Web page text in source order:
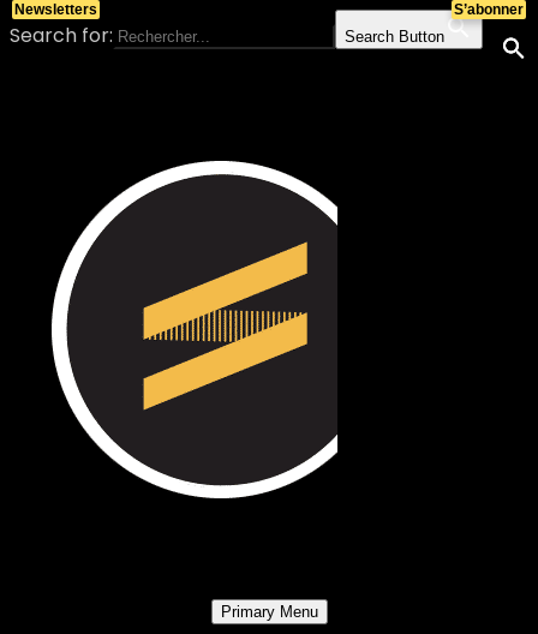
Search for: Search Button
Primary Menu
S’abonner
Newsletters